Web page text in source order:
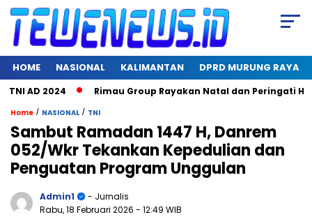
HOME NASIONAL KALIMANTAN DPRD MURUNG RAYA
2024 Rimau Group Rayakan Natal dan Peringati Hari Jadi
Home / NASIONAL / TNI
Sambut Ramadan 1447 H, Danrem
052/Wkr Tekankan Kepedulian dan
Penguatan Program Unggulan
Admin1
- Jurnalis
Rabu, 18 Februari 2026 - 12:49 WIB